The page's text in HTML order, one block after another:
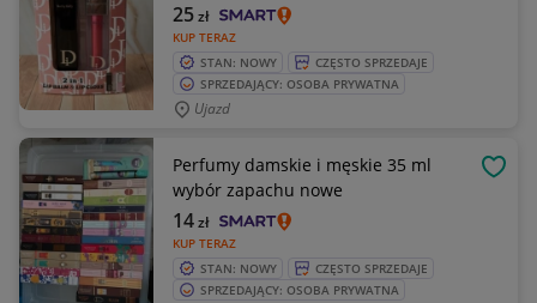
KUP TERAZ
25zł
STAN: NOWY
CZĘSTO SPRZEDAJE
SPRZEDAJĄCY: OSOBA PRYWATNA
Ujazd
Perfumy damskie i męskie 35 ml
wybór zapachu nowe
KUP TERAZ
14zł
STAN: NOWY
CZĘSTO SPRZEDAJE
SPRZEDAJĄCY: OSOBA PRYWATNA